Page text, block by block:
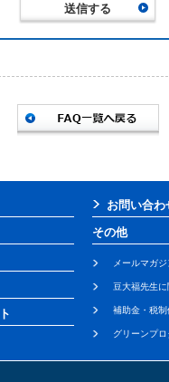
お問い合わ
その他
メールマガジ
豆大福先生に
補助金・税制
グリーンプロ